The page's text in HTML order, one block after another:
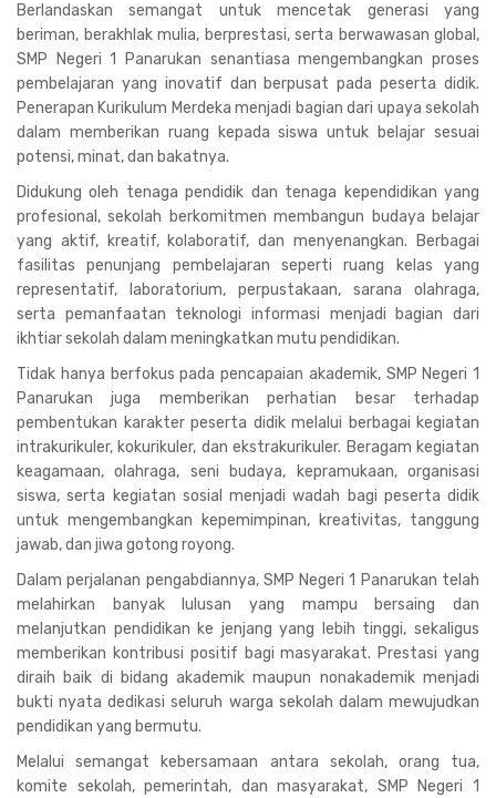
Berlandaskan semangat untuk mencetak generasi yang
beriman, berakhlak mulia, berprestasi, serta berwawasan global,
SMP Negeri 1 Panarukan senantiasa mengembangkan proses
pembelajaran yang inovatif dan berpusat pada peserta didik.
Penerapan Kurikulum Merdeka menjadi bagian dari upaya sekolah
dalam memberikan ruang kepada siswa untuk belajar sesuai
potensi, minat, dan bakatnya.
Didukung oleh tenaga pendidik dan tenaga kependidikan yang
profesional, sekolah berkomitmen membangun budaya belajar
yang aktif, kreatif, kolaboratif, dan menyenangkan. Berbagai
fasilitas penunjang pembelajaran seperti ruang kelas yang
representatif, laboratorium, perpustakaan, sarana olahraga,
serta pemanfaatan teknologi informasi menjadi bagian dari
ikhtiar sekolah dalam meningkatkan mutu pendidikan.
Tidak hanya berfokus pada pencapaian akademik, SMP Negeri 1
Panarukan juga memberikan perhatian besar terhadap
pembentukan karakter peserta didik melalui berbagai kegiatan
intrakurikuler, kokurikuler, dan ekstrakurikuler. Beragam kegiatan
keagamaan, olahraga, seni budaya, kepramukaan, organisasi
siswa, serta kegiatan sosial menjadi wadah bagi peserta didik
untuk mengembangkan kepemimpinan, kreativitas, tanggung
jawab, dan jiwa gotong royong.
Dalam perjalanan pengabdiannya, SMP Negeri 1 Panarukan telah
melahirkan banyak lulusan yang mampu bersaing dan
melanjutkan pendidikan ke jenjang yang lebih tinggi, sekaligus
memberikan kontribusi positif bagi masyarakat. Prestasi yang
diraih baik di bidang akademik maupun nonakademik menjadi
bukti nyata dedikasi seluruh warga sekolah dalam mewujudkan
pendidikan yang bermutu.
Melalui semangat kebersamaan antara sekolah, orang tua,
komite sekolah, pemerintah, dan masyarakat, SMP Negeri 1